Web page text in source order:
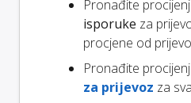
Pronađite
isporuke za
procjene od
Pronađite
za prijevoz za